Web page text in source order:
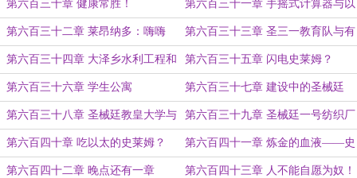
第六百三十章 健康常胜！ 第六百三十一章 手摇式计算器与以
太公式
第六百三十二章 莱昂纳多：嗨嗨
嗨，来了嗷。
第六百三十三章 圣三一教育队与有
轨马车
第六百三十四章 大泽乡水利工程和
香料泡沫
第六百三十五章 闪电史莱姆？
第六百三十六章 学生公寓 第六百三十七章 建设中的圣械廷
第六百三十八章 圣械廷教皇大学与
龙语炼金大学
第六百三十九章 圣械廷一号纺织厂
第六百四十章 吃以太的史莱姆？ 第六百四十一章 炼金的血液——史
莱姆！
第六百四十二章 晚点还有一章 第六百四十三章 人不能自愿为奴！